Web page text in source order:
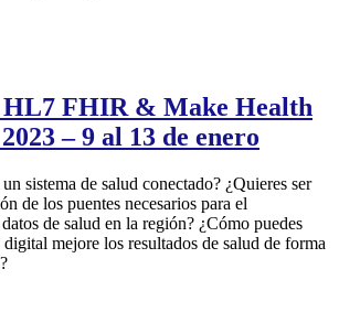
HL7 FHIR & Make Health
– 9 al 13 de enero
sistema de salud conectado? ¿Quieres ser
de los puentes necesarios para el
de salud en la región? ¿Cómo puedes
mejore los resultados de salud de forma